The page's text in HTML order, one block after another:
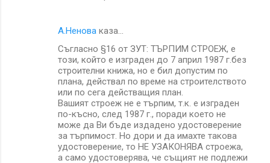
А.Ненова каза…
Съгласно §16 от ЗУТ: TЪРПИМ СТРОЕЖ, е
този, който е изграден до 7 април 1987 г.без
строителни книжа, но е бил допустим по
плана, действал по време на строителството
или по сега действащия план.
Вашият строеж не е търпим, т.к. е изграден
по-късно, след 1987 г., поради което не
може да Ви бъде издадено удостоверение
за търпимост. Но дори и да имахте такова
удостоверение, то НЕ УЗАКОНЯВА строежа,
а само удостоверява, че същият не подлежи